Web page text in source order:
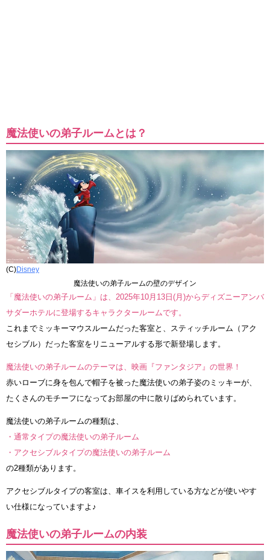
魔法使いの弟子ルームとは？
(C)Disney
魔法使いの弟子ルームの壁のデザイン
「魔法使いの弟子ルーム」は、2025年10月13日(月)からディズニーアンバ
サダーホテルに登場するキャラクタールームです。
これまでミッキーマウスルームだった客室と、スティッチルーム（アク
セシブル）だった客室をリニューアルする形で新登場します。
魔法使いの弟子ルームのテーマは、映画『ファンタジア』の世界！
赤いローブに身を包んで帽子を被った魔法使いの弟子姿のミッキーが、
たくさんのモチーフになってお部屋の中に散りばめられています。
魔法使いの弟子ルームの種類は、
・通常タイプの魔法使いの弟子ルーム
・アクセシブルタイプの魔法使いの弟子ルーム
の2種類があります。
アクセシブルタイプの客室は、車イスを利用している方などが使いやす
い仕様になっていますよ♪
魔法使いの弟子ルームの内装